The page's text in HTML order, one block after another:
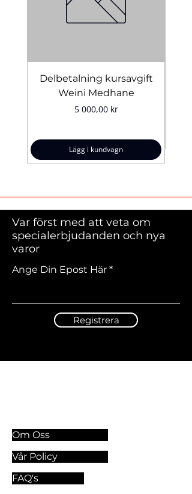
Vegansk
Enkel applicering
Kvantitet:10 g
Delbetalning kursavgift
Weini Medhane
Pris
5 000,00 kr
Lägg i kundvagn
Var först med att veta om
specialerbjudanden och nya
varor
Ange Din Epost Här
Registrera
Om Oss
Vår Policy
FAQ's